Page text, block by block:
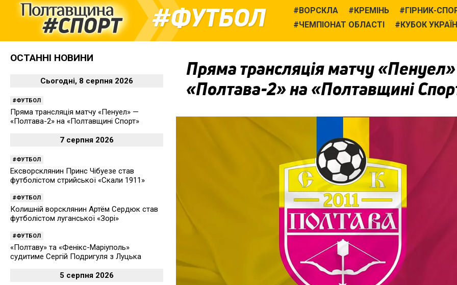
ФУТБОЛ ВОРСКЛА КРЕМІНЬ ГІРНИК-
ЧЕМПІОНАТ ОБЛАСТІ
КУБОК
Пряма трансляція матчу
«Полтава-2» на «Полтавщині
ОСТАННІ НОВИНИ
Сьогодні, 8 серпня 2026
ФУТБОЛ
Пряма трансляція матчу «Пенуел» —
«Полтава-2» на «Полтавщині Спорт»
7 серпня 2026
ФУТБОЛ
Ексворсклянин Принс Чібуезе став
футболістом стрийської «Скали 1911»
ФУТБОЛ
Колишній ворсклянин Артём Сердюк став
футболістом луганської «Зорі»
ФУТБОЛ
«Полтаву» та «Фенікс-Маріуполь»
судитиме Сергій Подригуля з Луцька
5 серпня 2026